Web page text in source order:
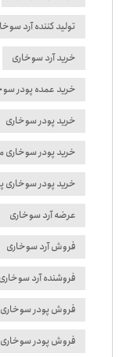
تولید کننده آرد
خرید آرد سوخاری
خرید عمده پودر
خرید پودر سوخاری
خرید پودر سوخاری
خرید پودر سوخاری
عرضه آرد سوخاری
فروش آرد سوخاری
فروشنده آرد سوخاری
فروش پودر سوخاری
فروش پودر